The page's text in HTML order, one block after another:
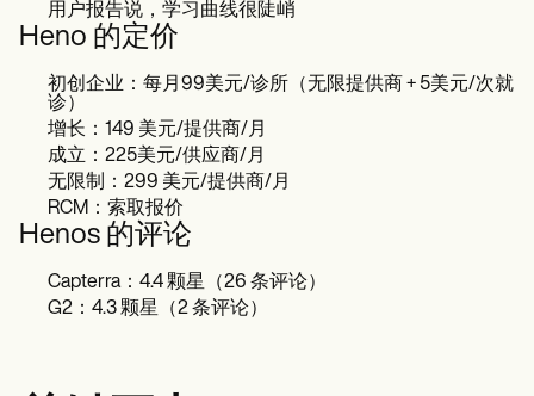
用户报告说，学习曲线很陡峭
Heno 的定价
初创企业：每月99美元/诊所（无限提供商 + 5美元/次就
诊）
增长：149 美元/提供商/月
成立：225美元/供应商/月
无限制：299 美元/提供商/月
RCM：索取报价
Henos 的评论
Capterra：4.4 颗星（26 条评论）
G2：4.3 颗星（2 条评论）